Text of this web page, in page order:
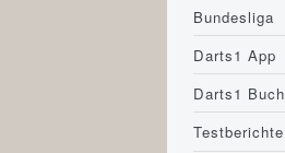
Bundesliga
Darts1 App
Darts1 Buch
Testberichte